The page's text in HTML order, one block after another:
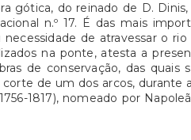
gótica, do reinado de D.
n.º 17. É das mais
de atravessar o
na ponte, atesta a
de conservação, das
de um dos arcos, durante
1817), nomeado por